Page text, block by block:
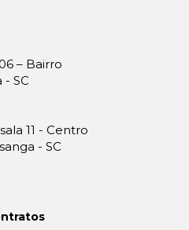
– Bairro
- SC
11 - Centro
- SC